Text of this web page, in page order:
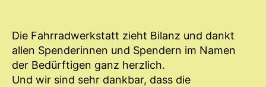
Die Fahrradwerkstatt zieht Bilanz und dankt
allen Spenderinnen und Spendern im Namen
der Bedürftigen ganz herzlich.
Und wir sind sehr dankbar, dass die